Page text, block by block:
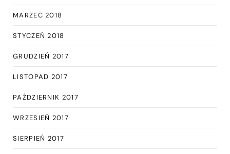
MARZEC 2018
STYCZEŃ 2018
GRUDZIEŃ 2017
LISTOPAD 2017
PAŹDZIERNIK 2017
WRZESIEŃ 2017
SIERPIEŃ 2017